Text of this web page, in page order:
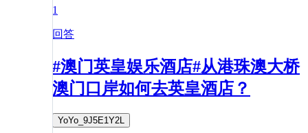
1
回答
#澳门英皇娱乐酒店#从港珠澳大桥
澳门口岸如何去英皇酒店？
YoYo_9J5E1Y2L